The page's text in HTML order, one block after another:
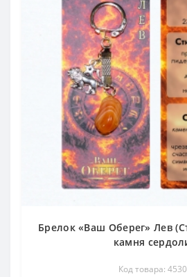
Брелок «Ваш Оберег» Лев
камня
Код товара: